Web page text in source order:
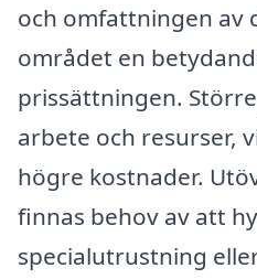
och omfattningen av
området en
prissättningen.
arbete och resurser,
högre kostnader.
finnas behov av att
specialutrustning